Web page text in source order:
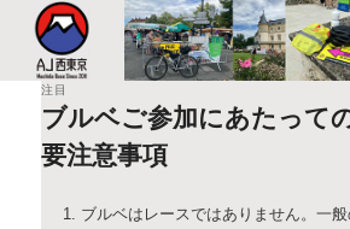
AJ西東京
このサイトは、オダックスジャパン西東京主
す。XServer
ブルベご参加にあたって
要注意事項
注目
ブルベはレースではありません。一